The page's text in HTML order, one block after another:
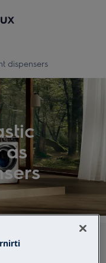
dispensers
as
supporto